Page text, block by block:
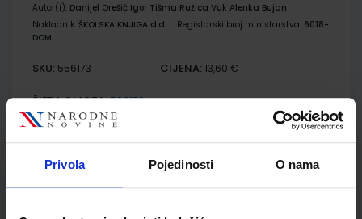
Privola Pojedinosti O nama
Autor(i): Danijel Orešić Igor Tišma Ružica Vuk Alenka Bujan
Nakladnik: ŠKOLSKA KNJIGA d.d. Registarski broj ministarstva: 6018-
DOM
SKU: 556173 CIJENA: 13,60 €
ŠIFRA OMOTA:500170
GEA 1; nastavni listići za samovrednovanje i razumijevanje